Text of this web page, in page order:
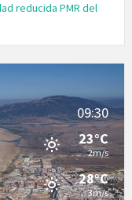
reducida PMR del
09:30
23°C
2m/s
28°C
3m/s